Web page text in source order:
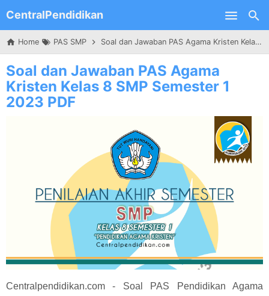
Skip to main content
CentralPendidikan
Home PAS SMP Soal dan Jawaban PAS Agama Kristen Kelas 8 SMP Semester 1 2023 PDF
Soal dan Jawaban PAS Agama
Kristen Kelas 8 SMP Semester 1
2023 PDF
Centralpendidikan.com - Soal PAS Pendidikan Agama